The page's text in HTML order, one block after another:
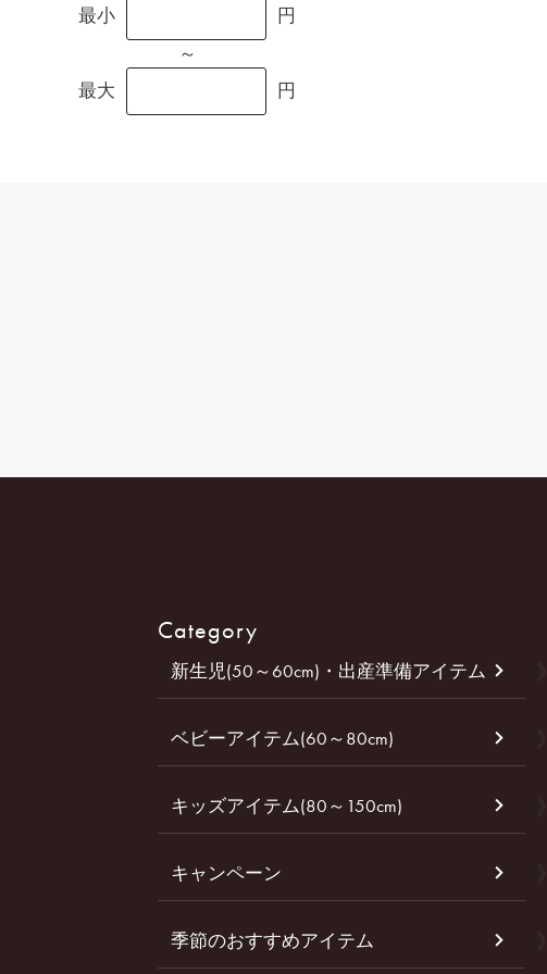
最小
円
～
最大
円
Category
新生児(50～60cm)・出産準備アイテム
ベビーアイテム(60～80cm)
キッズアイテム(80～150cm)
キャンペーン
季節のおすすめアイテム